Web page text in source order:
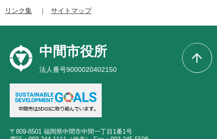
リンク集
サイトマップ
中間市役所
法人番号9000020402150
〒809-8501 福岡県中間市中間一丁目1番1号